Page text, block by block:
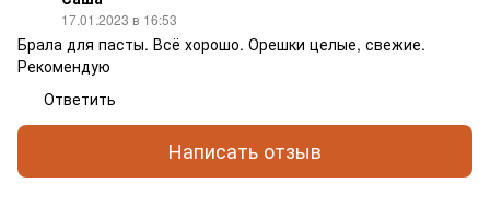
17.01.2023 в 16:53
Брала для пасты. Всё хорошо. Орешки целые, свежие.
Рекомендую
Ответить
Написать отзыв